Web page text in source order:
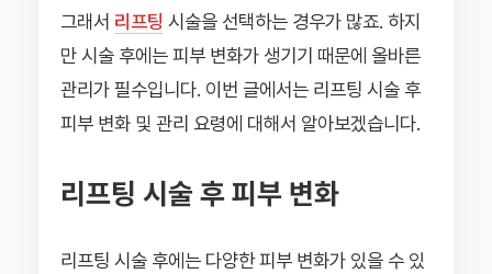
그래서 리프팅 시술을 선택하는 경우가 많죠. 하지
만 시술 후에는 피부 변화가 생기기 때문에 올바른
관리가 필수입니다. 이번 글에서는 리프팅 시술 후
피부 변화 및 관리 요령에 대해서 알아보겠습니다.
리프팅 시술 후 피부 변화
리프팅 시술 후에는 다양한 피부 변화가 있을 수 있